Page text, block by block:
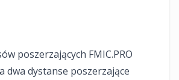
poszerzających FMIC.PRO
dwa dystanse poszerzające